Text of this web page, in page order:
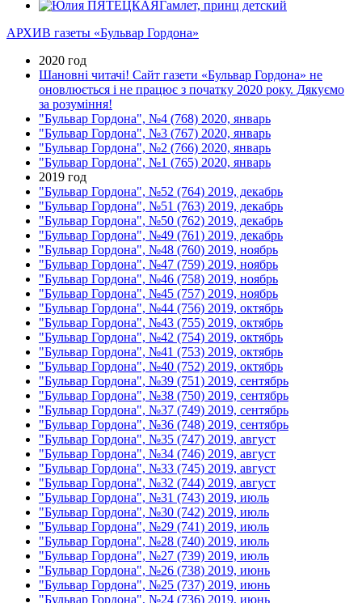
Гамлет, принц детский
АРХИВ газеты «Бульвар Гордона»
2020 год
Шановні читачі! Сайт газети «Бульвар Гордона» не
оновлюється і не працює з початку 2020 року. Дякуємо
за розуміння!
"Бульвар Гордона", №4 (768) 2020, январь
"Бульвар Гордона", №3 (767) 2020, январь
"Бульвар Гордона", №2 (766) 2020, январь
"Бульвар Гордона", №1 (765) 2020, январь
2019 год
"Бульвар Гордона", №52 (764) 2019, декабрь
"Бульвар Гордона", №51 (763) 2019, декабрь
"Бульвар Гордона", №50 (762) 2019, декабрь
"Бульвар Гордона", №49 (761) 2019, декабрь
"Бульвар Гордона", №48 (760) 2019, ноябрь
"Бульвар Гордона", №47 (759) 2019, ноябрь
"Бульвар Гордона", №46 (758) 2019, ноябрь
"Бульвар Гордона", №45 (757) 2019, ноябрь
"Бульвар Гордона", №44 (756) 2019, октябрь
"Бульвар Гордона", №43 (755) 2019, октябрь
"Бульвар Гордона", №42 (754) 2019, октябрь
"Бульвар Гордона", №41 (753) 2019, октябрь
"Бульвар Гордона", №40 (752) 2019, октябрь
"Бульвар Гордона", №39 (751) 2019, сентябрь
"Бульвар Гордона", №38 (750) 2019, сентябрь
"Бульвар Гордона", №37 (749) 2019, сентябрь
"Бульвар Гордона", №36 (748) 2019, сентябрь
"Бульвар Гордона", №35 (747) 2019, август
"Бульвар Гордона", №34 (746) 2019, август
"Бульвар Гордона", №33 (745) 2019, август
"Бульвар Гордона", №32 (744) 2019, август
"Бульвар Гордона", №31 (743) 2019, июль
"Бульвар Гордона", №30 (742) 2019, июль
"Бульвар Гордона", №29 (741) 2019, июль
"Бульвар Гордона", №28 (740) 2019, июль
"Бульвар Гордона", №27 (739) 2019, июль
"Бульвар Гордона", №26 (738) 2019, июнь
"Бульвар Гордона", №25 (737) 2019, июнь
"Бульвар Гордона", №24 (736) 2019, июнь